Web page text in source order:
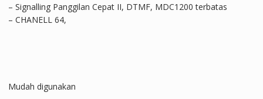
– Signalling Panggilan Cepat II, DTMF, MDC1200 terbatas
– CHANELL 64,
Mudah digunakan